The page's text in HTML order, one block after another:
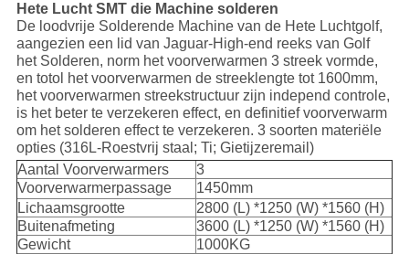
Hete Lucht SMT die Machine solderen
De loodvrije Solderende Machine van de Hete Luchtgolf,
aangezien een lid van Jaguar-High-end reeks van Golf
het Solderen, norm het voorverwarmen 3 streek vormde,
en totol het voorverwarmen de streeklengte tot 1600mm,
het voorverwarmen streekstructuur zijn independ controle,
is het beter te verzekeren effect, en definitief voorverwarm
om het solderen effect te verzekeren. 3 soorten materiële
opties (316L-Roestvrij staal; Ti; Gietijzeremail)
Aantal Voorverwarmers
3
Voorverwarmerpassage
1450mm
Lichaamsgrootte
2800 (L) *1250 (W) *1560 (H)
Buitenafmeting
3600 (L) *1250 (W) *1560 (H)
Gewicht
1000KG